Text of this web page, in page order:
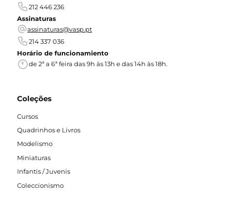
212 446 236
Assinaturas
assinaturas@vasp.pt
214 337 036
Horário de funcionamiento
de 2ª a 6ª feira das 9h às 13h e das 14h às 18h.
Coleções
Cursos
Quadrinhos e Livros
Modelismo
Miniaturas
Infantis / Juvenis
Coleccionismo